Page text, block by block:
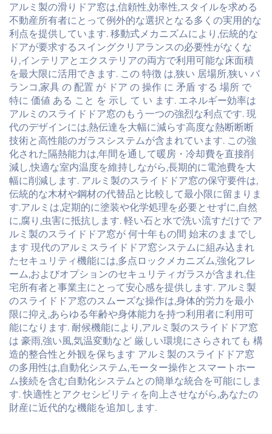
アルミ製の滑りドア窓は,信頼性,効率性,スタイルを求める
不動産所有者にとって例外的な選択となる多くの実用的な
利点を提供しています. 移動式メカニズムにより,伝統的な
ドアが要求するスイングクリアランスの必要性がなくな
り,インテリアとエクステリアの両方で利用可能な床面積
を最大限に活用できます. この 特徴 は,狭い 居場所,狭い バ
ランコ,家具 の 配置 が ドア の 操作 に 矛盾 する 場所 で
特に 価値 ある こと を 示し て い ます. エネルギー効率は
アルミのスライドドア窓のもう一つの強烈な利点です. 現
代のデザインには,熱伝達を大幅に減らす高度な熱断断断
技術と高性能のガラスシステムが含まれています. この強
化された隔熱能力は,年間を通して暖房・冷却費を直接削
減し,快適な室内温度を維持しながら,長期的に電池費を大
幅に削減します. アルミ製のスライドドア窓の保守要件は,
伝統的な木材や鋼材の代替品と比較して最小限に留まりま
す.アルミは,定期的に塗装や化学処理を必要とせずに,自然
に,腐り,虫害に抵抗します. 軽い石と水で洗い流すだけで ア
ルミ製のスライドドア窓が 何十年もの間 始末のままでし
ます 現代のアルミスライドドア窓システムに組み込まれ
たセキュリティ機能には,多点ロックメカニズム,強化フレ
ーム,およびオプションのセキュリティガラスが含まれ,住
宅所有者と事業主にとって安心感を提供します. アルミ製
のスライドドア窓のスムーズな操作は,身体的労力を最小
限に抑え,あらゆる年齢や身体能力を持つ利用者に利用可
能になります. 耐候機能により,アルミ製のスライドドア窓
は 豪雨,強い風,気温変動など 厳しい環境にさらされても 構
造的整合性と外観を保ちます アルミ製のスライドドア窓
の多用性は,自動化システム,モーター操作とスマートホー
ム接続を含む自動化システムとの簡単な統合を可能にしま
す. 快適性とアクセシビリティを向上させながら,あなたの
財産に近代的な機能を追加します.